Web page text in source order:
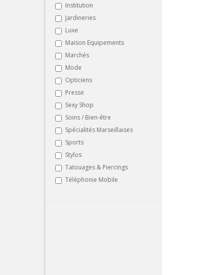
Institution
Jardineries
Luxe
Maison Equipements
Marchés
Mode
Opticiens
Presse
Sexy Shop
Soins / Bien-être
Spécialités Marseillaises
Sports
Stylos
Tatouages & Piercings
Téléphonie Mobile